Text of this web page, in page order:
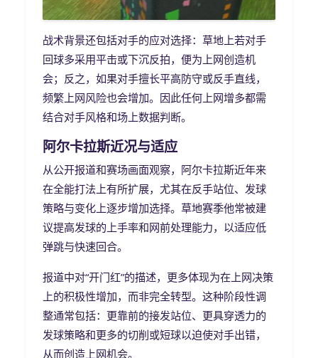
战术背景还包括对手的应对选择：草地上若对手
回球多采用平击或下沉反拍，便为上网创造机
会；反之，如果对手擅长平高防守或反手直线，
频繁上网风险也会增加。因此任何上网增多都需
结合对手风格和场上数据判断。
阿尔卡拉斯近况与适应
从公开报道和赛场画面观察，阿尔卡拉斯近年来
在全能打法上有所扩展，尤其在反手站位、发球
策略与变化上逐步增加选择。草地赛季他常被建
议提高发球的上手率和网前处理能力，以适应低
弹跳与快速回合。
报道中对“开门红”的描述，更多体现为在上网决策
上的积极性增加，而非完全转型。这种阶段性调
整通常包括：更靠前的接发站位、更具穿透力的
发球策略和更多的切削或短球以迫使对手出错，
从而创造上网机会。